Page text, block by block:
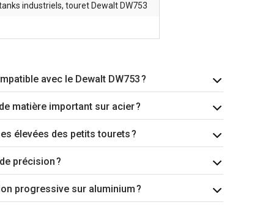
industriels, touret Dewalt DW753
avec le Dewalt DW753 ?
matière important sur acier ?
élevées des petits tourets ?
précision ?
progressive sur aluminium ?